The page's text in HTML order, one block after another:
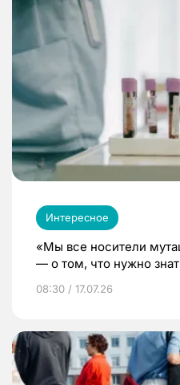
Интересное
«Мы все носители
— о том, что нужно
08:30 / 17.07.26